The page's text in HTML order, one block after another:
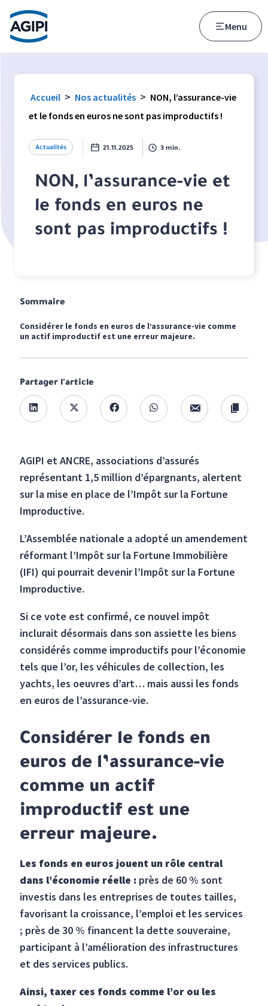
Accès au menu
Accès au contenu principal
Menu
Accueil > Nos actualités > NON, l’assurance-vie
et le fonds en euros ne sont pas improductifs !
Actualités 21.11.2025 3 min.
NON, l’assurance-vie et
le fonds en euros ne
sont pas improductifs !
Sommaire
Considérer le fonds en euros de l’assurance-vie comme
un actif improductif est une erreur majeure.
Partager l'article
AGIPI et ANCRE, associations d’assurés
représentant 1,5 million d’épargnants, alertent
sur la mise en place de l’Impôt sur la Fortune
Improductive.
L’Assemblée nationale a adopté un amendement
réformant l’Impôt sur la Fortune Immobilière
(IFI) qui pourrait devenir l’Impôt sur la Fortune
Improductive.
Si ce vote est confirmé, ce nouvel impôt
inclurait désormais dans son assiette les biens
considérés comme improductifs pour l’économie
tels que l’or, les véhicules de collection, les
yachts, les oeuvres d’art… mais aussi les fonds
en euros de l’assurance-vie.
Considérer le fonds en
euros de l’assurance-vie
comme un actif
improductif est une
erreur majeure.
Les fonds en euros jouent un rôle central
dans l’économie réelle : près de 60 % sont
investis dans les entreprises de toutes tailles,
favorisant la croissance, l’emploi et les services
; près de 30 % financent la dette souveraine,
participant à l’amélioration des infrastructures
et des services publics.
Ainsi, taxer ces fonds comme l’or ou les